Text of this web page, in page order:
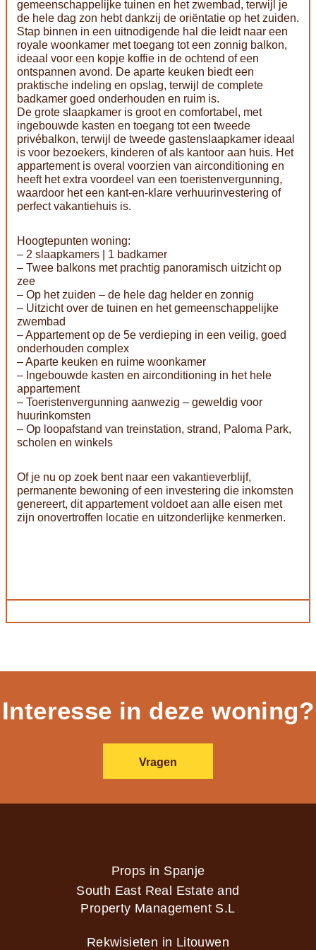
gemeenschappelijke tuinen en het zwembad, terwijl je
de hele dag zon hebt dankzij de oriëntatie op het zuiden.
Stap binnen in een uitnodigende hal die leidt naar een
royale woonkamer met toegang tot een zonnig balkon,
ideaal voor een kopje koffie in de ochtend of een
ontspannen avond. De aparte keuken biedt een
praktische indeling en opslag, terwijl de complete
badkamer goed onderhouden en ruim is.
De grote slaapkamer is groot en comfortabel, met
ingebouwde kasten en toegang tot een tweede
privébalkon, terwijl de tweede gastenslaapkamer ideaal
is voor bezoekers, kinderen of als kantoor aan huis. Het
appartement is overal voorzien van airconditioning en
heeft het extra voordeel van een toeristenvergunning,
waardoor het een kant-en-klare verhuurinvestering of
perfect vakantiehuis is.
Hoogtepunten woning:
– 2 slaapkamers | 1 badkamer
– Twee balkons met prachtig panoramisch uitzicht op
zee
– Op het zuiden – de hele dag helder en zonnig
– Uitzicht over de tuinen en het gemeenschappelijke
zwembad
– Appartement op de 5e verdieping in een veilig, goed
onderhouden complex
– Aparte keuken en ruime woonkamer
– Ingebouwde kasten en airconditioning in het hele
appartement
– Toeristenvergunning aanwezig – geweldig voor
huurinkomsten
– Op loopafstand van treinstation, strand, Paloma Park,
scholen en winkels
Of je nu op zoek bent naar een vakantieverblijf,
permanente bewoning of een investering die inkomsten
genereert, dit appartement voldoet aan alle eisen met
zijn onovertroffen locatie en uitzonderlijke kenmerken.
Interesse in deze woning?
Vragen
Props in Spanje
South East Real Estate and
Property Management S.L
Rekwisieten in Litouwen